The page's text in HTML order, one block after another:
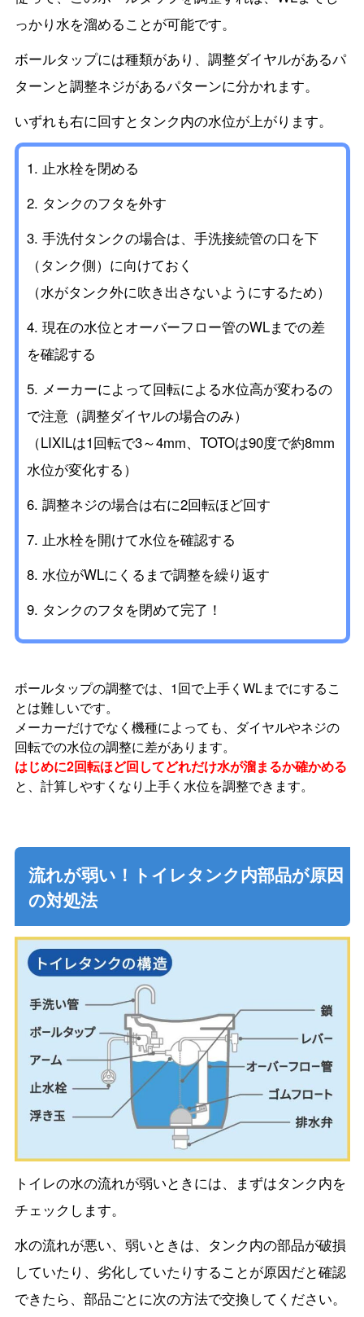
っかり水を溜めることが可能です。
ボールタップには種類があり、調整ダイヤルがあるパ
ターンと調整ネジがあるパターンに分かれます。
いずれも右に回すとタンク内の水位が上がります。
止水栓を閉める
タンクのフタを外す
手洗付タンクの場合は、手洗接続管の口を下
（タンク側）に向けておく
（水がタンク外に吹き出さないようにするため）
現在の水位とオーバーフロー管のWLまでの差
を確認する
メーカーによって回転による水位高が変わるの
で注意（調整ダイヤルの場合のみ）
（LIXILは1回転で3～4mm、TOTOは90度で約8mm
水位が変化する）
調整ネジの場合は右に2回転ほど回す
止水栓を開けて水位を確認する
水位がWLにくるまで調整を繰り返す
タンクのフタを閉めて完了！
ボールタップの調整では、1回で上手くWLまでにするこ
とは難しいです。
メーカーだけでなく機種によっても、ダイヤルやネジの
回転での水位の調整に差があります。
はじめに2回転ほど回してどれだけ水が溜まるか確かめる
と、計算しやすくなり上手く水位を調整できます。
流れが弱い！トイレタンク内部品が原因
の対処法
トイレの水の流れが弱いときには、まずはタンク内を
チェックします。
水の流れが悪い、弱いときは、タンク内の部品が破損
していたり、劣化していたりすることが原因だと確認
できたら、部品ごとに次の方法で交換してください。